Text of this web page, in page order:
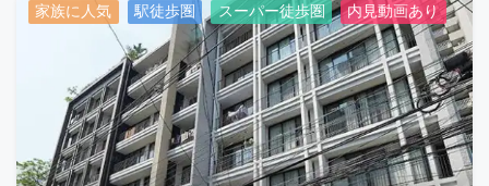
家族に人気 駅徒歩圏 スーパー徒歩圏 内見動画あり